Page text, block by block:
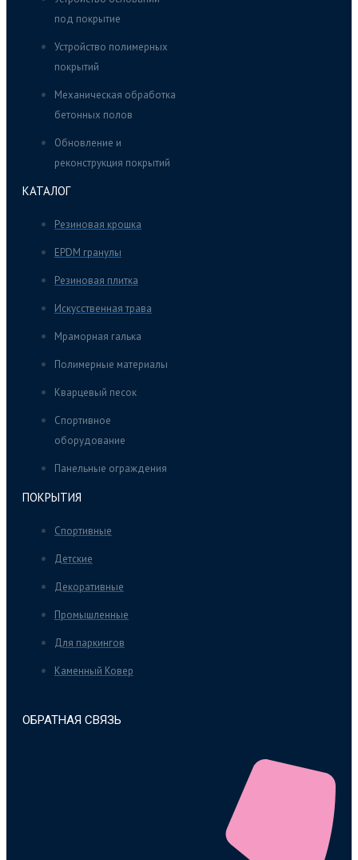
под покрытие
Устройство полимерных
покрытий
Механическая обработка
бетонных полов
Обновление и
реконструкция покрытий
КАТАЛОГ
Резиновая крошка
EPDM гранулы
Резиновая плитка
Искусственная трава
Мраморная галька
Полимерные материалы
Кварцевый песок
Спортивное
оборудование
Панельные ограждения
ПОКРЫТИЯ
Спортивные
Детские
Декоративные
Промышленные
Для паркингов
Каменный Ковер
ОБРАТНАЯ СВЯЗЬ